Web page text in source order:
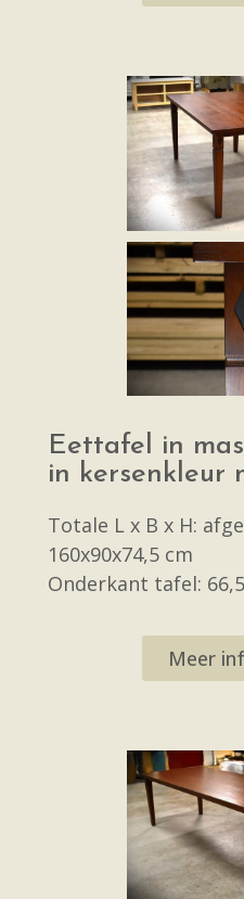
Eettafel in
in kersenkleur
Totale L x B x H:
160x90x74,5 cm
Onderkant tafel:
Meer